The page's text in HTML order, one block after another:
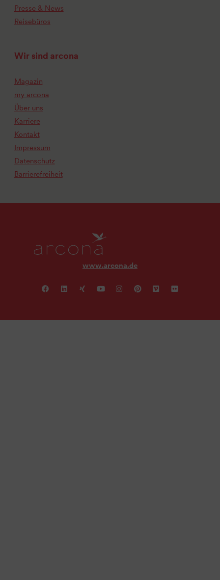
Presse & News
Reisebüros
Wir sind arcona
Magazin
my arcona
Über uns
Karriere
Kontakt
Impressum
Datenschutz
Barrierefreiheit
www.arcona.de